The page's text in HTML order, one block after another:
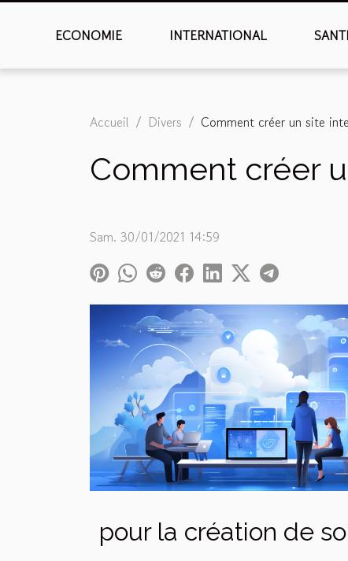
ECONOMIE INTERNATIONAL
Accueil Divers Comment créer un site
Comment créer
Sam. 30/01/2021 14:59
pour la création de